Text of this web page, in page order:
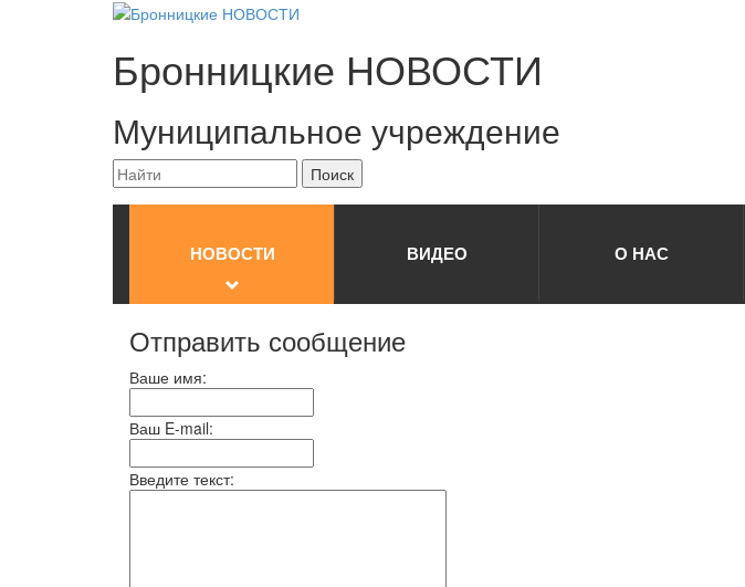
Бронницкие НОВОСТИ
Муниципальное учреждение
НОВОСТИ ВИДЕО О НАС
Отправить сообщение
Ваше имя:
Ваш E-mail:
Введите текст: